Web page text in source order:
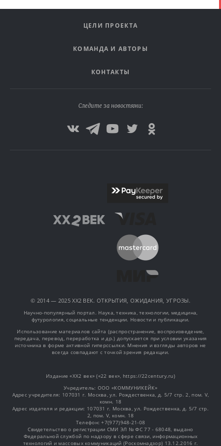
ЦЕЛИ ПРОЕКТА
КОМАНДА И АВТОРЫ
КОНТАКТЫ
Следите за новостями:
© 2014 — 2025 XX2 ВЕК. ОТКРЫТИЯ, ОЖИДАНИЯ, УГРОЗЫ.
Научно-популярный портал. Наука, техника, технологии, медицина,
футурология, социальные тенденции. Новости и публикации.
Использование материалов сайта (распространение, воспроизведение,
передача, перевод, переработка и др.) допускается при условии указания
источника в форме активной гиперссылки. Мнения и взгляды авторов не
всегда совпадают с точкой зрения редакции.
Издание «XX2 век» («22 век», https://22century.ru)
Учредитель: OOO «КОММУНИКЕЙК»
Адрес учредителя: 107031 г. Москва, ул. Рождественка, д. 5/7 стр. 2, пом. V,
комн. 18
Адрес издателя и редакции: 107031 г. Москва, ул. Рождественка, д. 5/7 стр.
2, пом. V, комн. 18
Телефон: +7(977)948-21-08
Свидетельство о регистрации СМИ ЭЛ № ФС 77 - 68048, выдано
Федеральной службой по надзору в сфере связи, информационных
технологий и массовых коммуникаций (Роскомнадзор) 13.12.2016 г.